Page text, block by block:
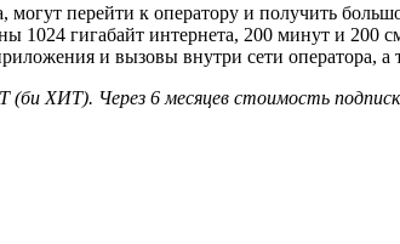
перейти к оператору и получить
гигабайт интернета, 200 минут и 200
и вызовы внутри сети оператора, а
ХИТ). Через 6 месяцев стоимость